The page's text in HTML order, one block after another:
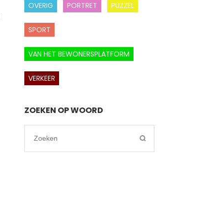
OVERIG PORTRET PUZZEL
SPORT
VAN HET BEWONERSPLATFORM
VERKEER
ZOEKEN OP WOORD
Search
for: